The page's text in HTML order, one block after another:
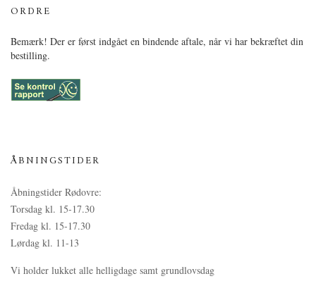
ORDRE
Bemærk! Der er først indgået en bindende aftale, når vi har bekræftet din
bestilling.
ÅBNINGSTIDER
Åbningstider Rødovre:
Torsdag kl. 15-17.30
Fredag kl. 15-17.30
Lørdag kl. 11-13
Vi holder lukket alle helligdage samt grundlovsdag